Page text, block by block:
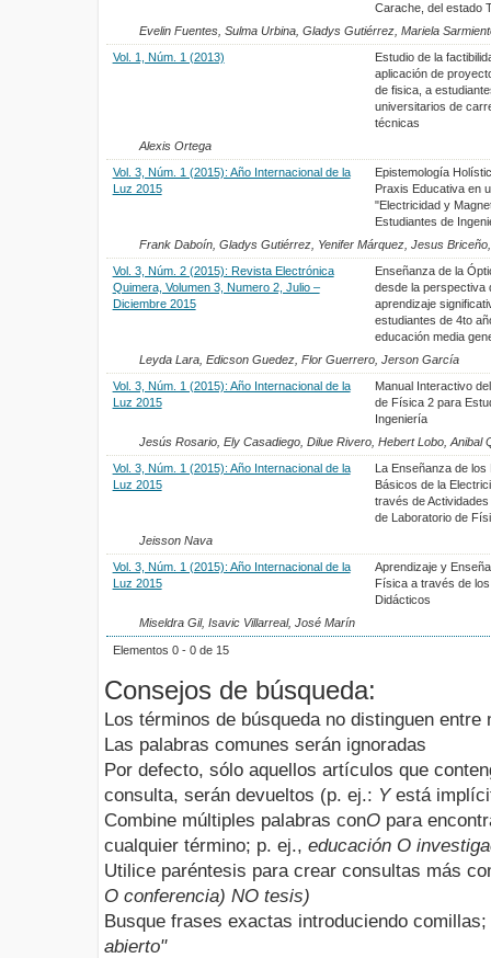
Carache, del estado
Evelin Fuentes, Sulma Urbina, Gladys Gutiérrez, Mariela
Vol. 1, Núm. 1 (2013)
Estudio de la
aplicación de
de fisica, a
universitarios de
técnicas
Alexis Ortega
Vol. 3, Núm. 1 (2015): Año Internacional de la
Luz 2015
Epistemología
Praxis Educativa en
"Electricidad y
Estudiantes de
Frank Daboín, Gladys Gutiérrez, Yenifer Márquez, Jesus
Vol. 3, Núm. 2 (2015): Revista Electrónica
Quimera, Volumen 3, Numero 2, Julio –
Diciembre 2015
Enseñanza de la
desde la perspectiva
aprendizaje
estudiantes de 4to
educación media
Leyda Lara, Edicson Guedez, Flor Guerrero, Jerson García
Vol. 3, Núm. 1 (2015): Año Internacional de la
Luz 2015
Manual Interactivo
de Física 2 para
Ingeniería
Jesús Rosario, Ely Casadiego, Dilue Rivero, Hebert Lobo, Anibal
Vol. 3, Núm. 1 (2015): Año Internacional de la
Luz 2015
La Enseñanza de los
Básicos de la
través de
de Laboratorio de
Jeisson Nava
Vol. 3, Núm. 1 (2015): Año Internacional de la
Luz 2015
Aprendizaje y
Física a través de
Didácticos
Miseldra Gil, Isavic Villarreal, José Marín
Elementos 0 - 0 de 15
Consejos de búsqueda:
Los términos de búsqueda no distinguen
Las palabras comunes serán ignoradas
Por defecto, sólo aquellos artículos que
consulta, serán devueltos (p. ej.: Yestá
Combine múltiples palabras conO para
cualquier término; p. ej., educación O
Utilice paréntesis para crear consultas más
O conferencia) NO tesis)
Busque frases exactas introduciendo
abierto"